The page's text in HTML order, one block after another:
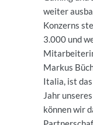
weiter
Konzerns
3.000 und
Markus
Italia, ist das
Jahr
können wir